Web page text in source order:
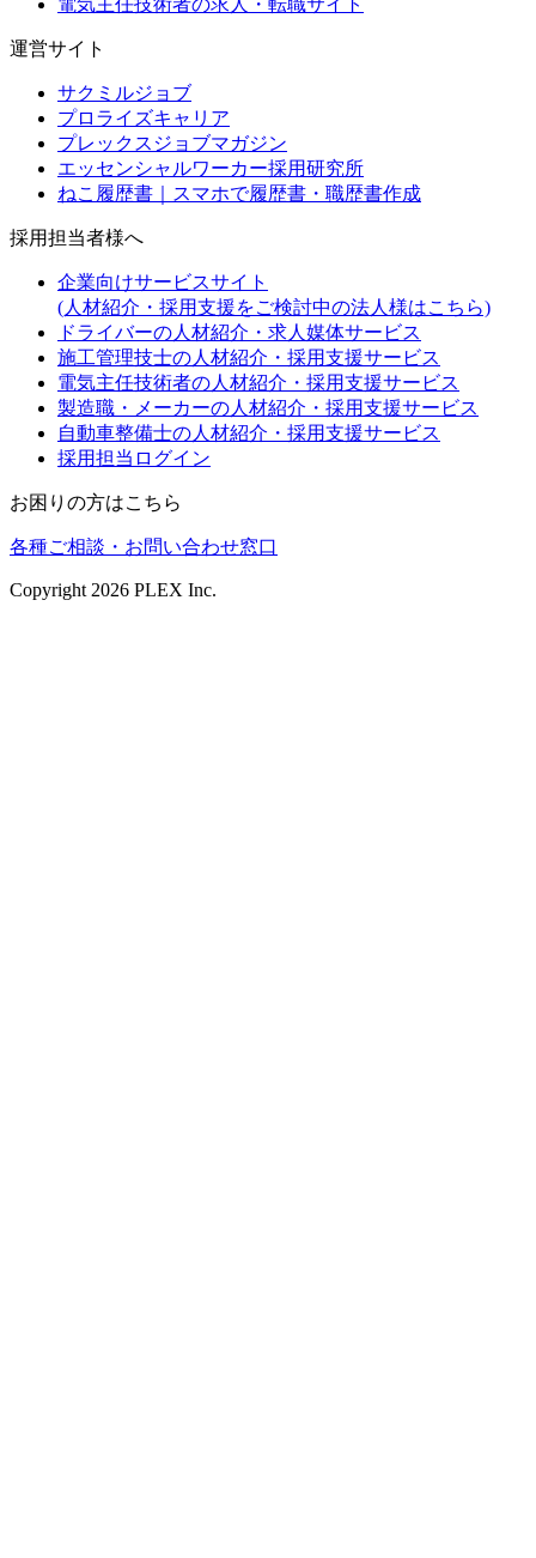
運営サイト
サクミルジョブ
プロライズキャリア
プレックスジョブマガジン
エッセンシャルワーカー採用研究所
ねこ履歴書｜スマホで履歴書・職歴書作成
採用担当者様へ
企業向けサービスサイト
(人材紹介・採用支援をご検討中の法人様はこちら)
ドライバーの人材紹介・求人媒体サービス
施工管理技士の人材紹介・採用支援サービス
電気主任技術者の人材紹介・採用支援サービス
製造職・メーカーの人材紹介・採用支援サービス
自動車整備士の人材紹介・採用支援サービス
採用担当ログイン
お困りの方はこちら
各種ご相談・お問い合わせ窓口
Copyright 2026 PLEX Inc.